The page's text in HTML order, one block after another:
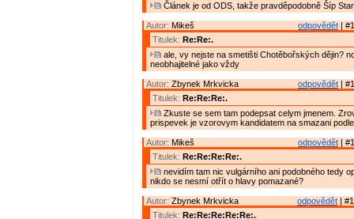
Článek je od ODS, takže pravděpodobně Šíp
odpovědět |
Autor: Mikeš
Titulek: Re:Re:.
ale, vy nejste na smetišti Chotěbořských dějin?
neobhajitelné jako vždy
odpovědět |
Autor: Zbynek Mrkvicka
Titulek: Re:Re:Re:.
Zkuste se sem tam podepsat celym jmenem.
prispevek je vzorovym kandidatem na smazani
odpovědět |
Autor: Mikeš
Titulek: Re:Re:Re:Re:.
nevidím tam nic vulgárního ani podobného tedy
nikdo se nesmí otřít o hlavy pomazané?
odpovědět |
Autor: Zbynek Mrkvicka
Titulek: Re:Re:Re:Re:Re:.